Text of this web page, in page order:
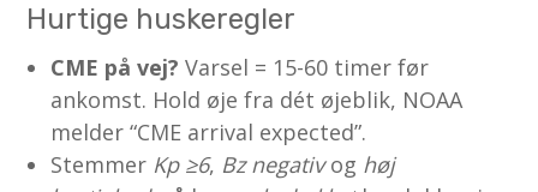
Hurtige huskeregler
CME på vej? Varsel = 15-60 timer før
ankomst. Hold øje fra dét øjeblik, NOAA
melder “CME arrival expected”.
Stemmer Kp ≥6, Bz negativog høj